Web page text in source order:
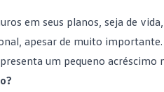
em seus planos, seja de
apesar de muito
um pequeno acréscimo